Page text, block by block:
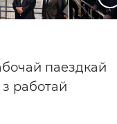
паездкай
работай